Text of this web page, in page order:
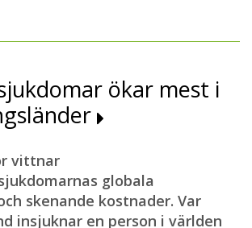
ökar mest i
vittnar
globala
skenande kostnader. Var
insjuknar en person i världen